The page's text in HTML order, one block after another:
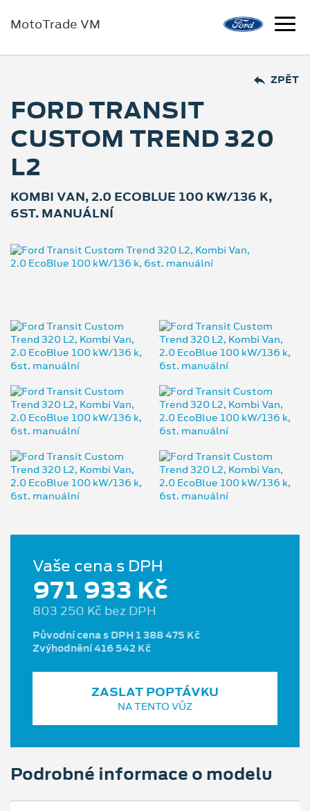
MotoTrade VM
ZPĚT
FORD TRANSIT
CUSTOM TREND 320
L2
KOMBI VAN, 2.0 ECOBLUE 100 KW/136 K,
6ST. MANUÁLNÍ
Vaše cena s DPH
971 933 Kč
803 250 Kč bez DPH
Původní cena s DPH 1 388 475 Kč
Zvýhodnění 416 542 Kč
ZASLAT POPTÁVKU
NA TENTO VŮZ
Podrobné informace o modelu